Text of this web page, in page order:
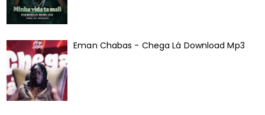
Eman Chabas - Chega Lá Download Mp3